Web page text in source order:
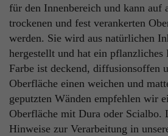
für den Innenbereich und kann auf
trockenen und fest verankerten
werden. Sie wird aus natürlichen
hergestellt und hat ein
Farbe ist deckend, diffusionsoffen
Oberfläche einen weichen und
geputzten Wänden empfehlen wir
Oberfläche mit Dura oder Scialbo.
Hinweise zur Verarbeitung in